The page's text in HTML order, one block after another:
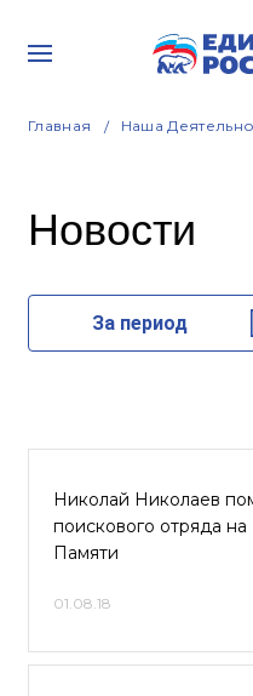
Главная Наша
Новости
За период
Николай Николаев
поискового отряда
Памяти
01.08.18